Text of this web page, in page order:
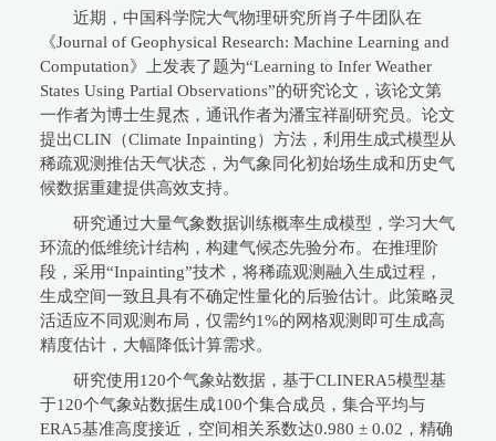
近期，中国科学院大气物理研究所肖子牛团队在
《Journal of Geophysical Research: Machine Learning and
Computation》上发表了题为“Learning to Infer Weather
States Using Partial Observations”的研究论文，该论文第
一作者为博士生晁杰，通讯作者为潘宝祥副研究员。论文
提出CLIN（Climate Inpainting）方法，利用生成式模型从
稀疏观测推估天气状态，为气象同化初始场生成和历史气
候数据重建提供高效支持。
研究通过大量气象数据训练概率生成模型，学习大气
环流的低维统计结构，构建气候态先验分布。在推理阶
段，采用“Inpainting”技术，将稀疏观测融入生成过程，
生成空间一致且具有不确定性量化的后验估计。此策略灵
活适应不同观测布局，仅需约1%的网格观测即可生成高
精度估计，大幅降低计算需求。
研究使用120个气象站数据，基于CLINERA5模型基
于120个气象站数据生成100个集合成员，集合平均与
ERA5基准高度接近，空间相关系数达0.980 ± 0.02，精确